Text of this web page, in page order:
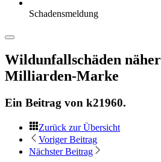
Schadensmeldung
Wildunfallschäden
Milliarden-Marke
Ein Beitrag von k21960.
Zurück zur Übersicht
Voriger Beitrag
Nächster Beitrag